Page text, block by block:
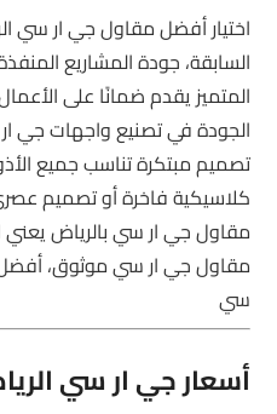
اختيار أفضل مقاول جي ار سي
السابقة، جودة المشاريع
المتميز يقدم ضمانًا على
الجودة في تصنيع واجهات جي
تصميم مبتكرة تناسب جميع
كلاسيكية فاخرة أو تصميم
مقاول جي ار سي بالرياض يعني
مقاول جي ار سي موثوق،
سي
أسعار جي ار سي